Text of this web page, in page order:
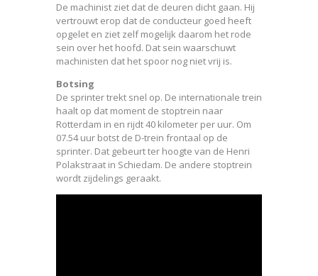
De machinist ziet dat de deuren dicht gaan. Hij
vertrouwt erop dat de conducteur goed heeft
opgelet en ziet zelf mogelijk daarom het rode
sein over het hoofd. Dat sein waarschuwt
machinisten dat het spoor nog niet vrij is.
Botsing
De sprinter trekt snel op. De internationale trein
haalt op dat moment de stoptrein naar
Rotterdam in en rijdt 40 kilometer per uur. Om
07.54 uur botst de D-trein frontaal op de
sprinter. Dat gebeurt ter hoogte van de Henri
Polakstraat in Schiedam. De andere stoptrein
wordt zijdelings geraakt.